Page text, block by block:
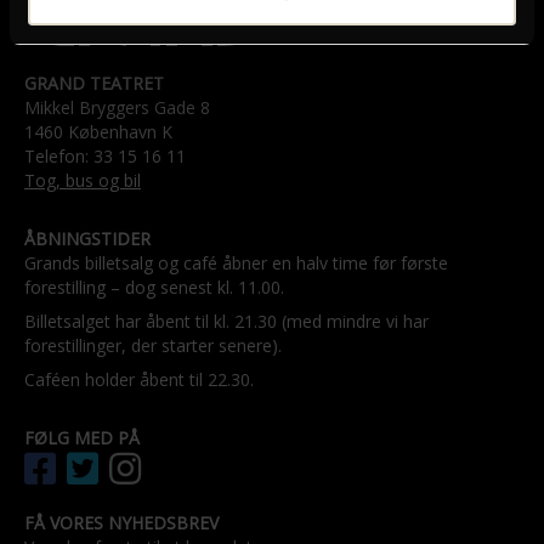
GRAND TEATRET
Mikkel Bryggers Gade 8
1460 København K
Telefon: 33 15 16 11
Tog, bus og bil
ÅBNINGSTIDER
Grands billetsalg og café åbner en halv time før første
forestilling – dog senest kl. 11.00.
Billetsalget har åbent til kl. 21.30 (med mindre vi har
forestillinger, der starter senere).
Caféen holder åbent til 22.30.
FØLG MED PÅ
FÅ VORES NYHEDSBREV